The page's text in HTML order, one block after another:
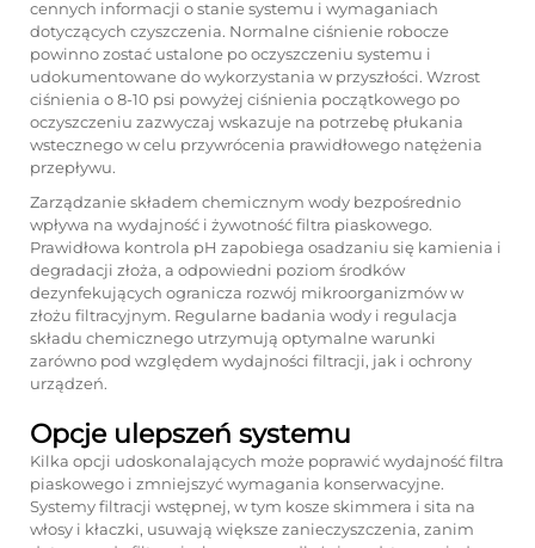
cennych informacji o stanie systemu i wymaganiach
dotyczących czyszczenia. Normalne ciśnienie robocze
powinno zostać ustalone po oczyszczeniu systemu i
udokumentowane do wykorzystania w przyszłości. Wzrost
ciśnienia o 8-10 psi powyżej ciśnienia początkowego po
oczyszczeniu zazwyczaj wskazuje na potrzebę płukania
wstecznego w celu przywrócenia prawidłowego natężenia
przepływu.
Zarządzanie składem chemicznym wody bezpośrednio
wpływa na wydajność i żywotność filtra piaskowego.
Prawidłowa kontrola pH zapobiega osadzaniu się kamienia i
degradacji złoża, a odpowiedni poziom środków
dezynfekujących ogranicza rozwój mikroorganizmów w
złożu filtracyjnym. Regularne badania wody i regulacja
składu chemicznego utrzymują optymalne warunki
zarówno pod względem wydajności filtracji, jak i ochrony
urządzeń.
Opcje ulepszeń systemu
Kilka opcji udoskonalających może poprawić wydajność filtra
piaskowego i zmniejszyć wymagania konserwacyjne.
Systemy filtracji wstępnej, w tym kosze skimmera i sita na
włosy i kłaczki, usuwają większe zanieczyszczenia, zanim